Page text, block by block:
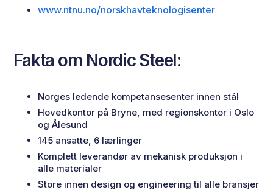
www.ntnu.no/norskhavteknologisenter
Fakta om Nordic Steel:
Norges ledende kompetansesenter innen stål
Hovedkontor på Bryne, med regionskontor i Oslo
og Ålesund
145 ansatte, 6 lærlinger
Komplett leverandør av mekanisk produksjon i
alle materialer
Store innen design og engineering til alle bransjer